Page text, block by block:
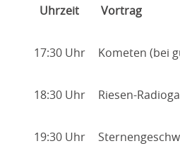
Uhrzeit Vortrag
17:30 Uhr Kometen (bei
18:30 Uhr Riesen-
19:30 Uhr